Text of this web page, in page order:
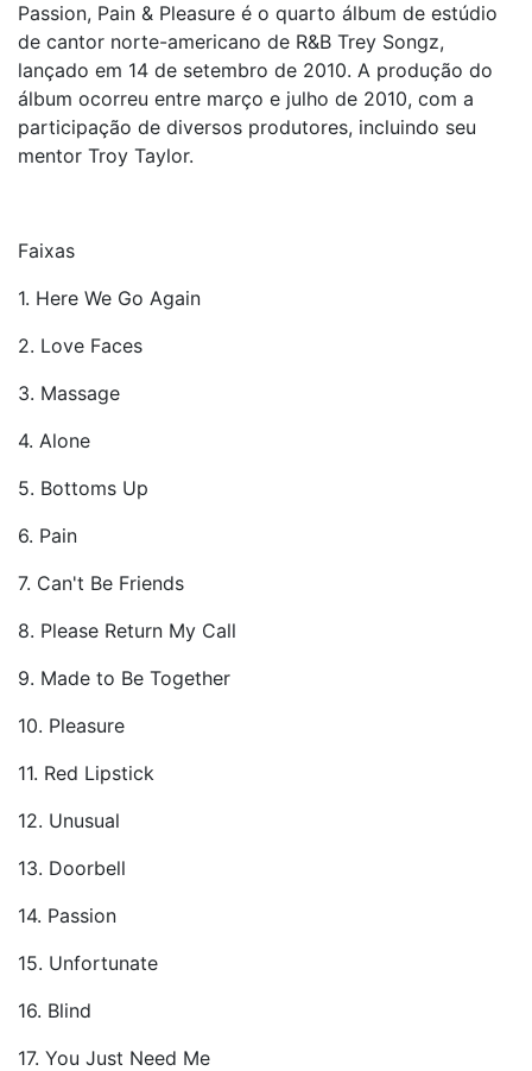
Passion, Pain & Pleasure é o quarto álbum de estúdio
de cantor norte-americano de R&B Trey Songz,
lançado em 14 de setembro de 2010. A produção do
álbum ocorreu entre março e julho de 2010, com a
participação de diversos produtores, incluindo seu
mentor Troy Taylor.
Faixas
1. Here We Go Again
2. Love Faces
3. Massage
4. Alone
5. Bottoms Up
6. Pain
7. Can't Be Friends
8. Please Return My Call
9. Made to Be Together
10. Pleasure
11. Red Lipstick
12. Unusual
13. Doorbell
14. Passion
15. Unfortunate
16. Blind
17. You Just Need Me